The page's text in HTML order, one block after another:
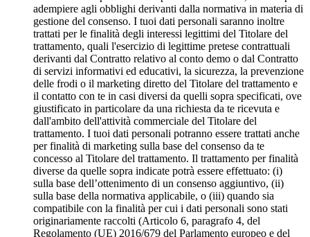
adempiere agli obblighi derivanti dalla normativa in materia di
gestione del consenso. I tuoi dati personali saranno inoltre
trattati per le finalità degli interessi legittimi del Titolare del
trattamento, quali l'esercizio di legittime pretese contrattuali
derivanti dal Contratto relativo al conto demo o dal Contratto
di servizi informativi ed educativi, la sicurezza, la prevenzione
delle frodi o il marketing diretto del Titolare del trattamento e
il contatto con te in casi diversi da quelli sopra specificati, ove
giustificato in particolare da una richiesta da te ricevuta e
dall'ambito dell'attività commerciale del Titolare del
trattamento. I tuoi dati personali potranno essere trattati anche
per finalità di marketing sulla base del consenso da te
concesso al Titolare del trattamento. Il trattamento per finalità
diverse da quelle sopra indicate potrà essere effettuato: (i)
sulla base dell’ottenimento di un consenso aggiuntivo, (ii)
sulla base della normativa applicabile, o (iii) quando sia
compatibile con la finalità per cui i dati personali sono stati
originariamente raccolti (Articolo 6, paragrafo 4, del
Regolamento (UE) 2016/679 del Parlamento europeo e del